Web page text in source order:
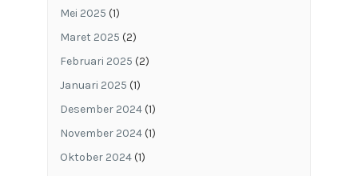
Mei 2025 (1)
Maret 2025 (2)
Februari 2025 (2)
Januari 2025 (1)
Desember 2024(1)
November 2024(1)
Oktober 2024(1)